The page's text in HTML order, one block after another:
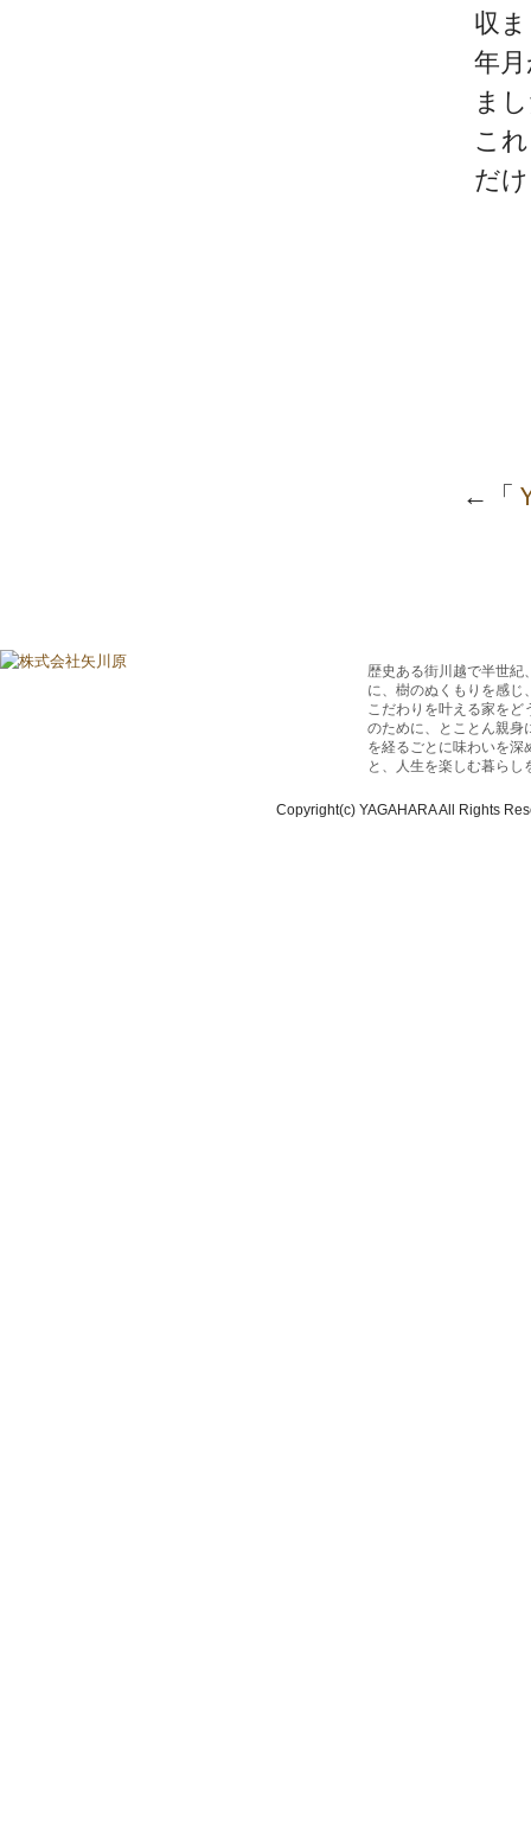
収
年
ま
こ
だ
←「
歴史ある街川越で半世紀
に、樹のぬくもりを感じ
こだわりを叶える家をど
のために、とことん親身
を経るごとに味わいを深
と、人生を楽しむ暮ら
Copyright(c) YAGAHARA All Rights